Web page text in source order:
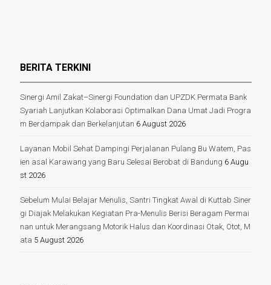
BERITA TERKINI
Sinergi Amil Zakat–Sinergi Foundation dan UPZDK Permata Bank
Syariah Lanjutkan Kolaborasi Optimalkan Dana Umat Jadi Progra
m Berdampak dan Berkelanjutan 6 August 2026
Layanan Mobil Sehat Dampingi Perjalanan Pulang Bu Watem, Pas
ien asal Karawang yang Baru Selesai Berobat di Bandung 6 Augu
st 2026
Sebelum Mulai Belajar Menulis, Santri Tingkat Awal di Kuttab Siner
gi Diajak Melakukan Kegiatan Pra-Menulis Berisi Beragam Permai
nan untuk Merangsang Motorik Halus dan Koordinasi Otak, Otot, M
ata 5 August 2026